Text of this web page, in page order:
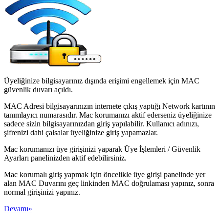
Üyeliğinize bilgisayarınız dışında erişimi engellemek için MAC
güvenlik duvarı açıldı.
MAC Adresi bilgisayarınızın internete çıkış yaptığı Network kartının
tanımlayıcı numarasıdır. Mac korumanızı aktif ederseniz üyeliğinize
sadece sizin bilgisayarınızdan giriş yapılabilir. Kullanıcı adınızı,
şifrenizi dahi çalsalar üyeliğinize giriş yapamazlar.
Mac korumanızı üye girişinizi yaparak Üye İşlemleri / Güvenlik
Ayarları panelinizden aktif edebilirsiniz.
Mac korumalı giriş yapmak için öncelikle üye girişi panelinde yer
alan MAC Duvarını geç linkinden MAC doğrulaması yapınız, sonra
normal girişinizi yapınız.
Devamı»